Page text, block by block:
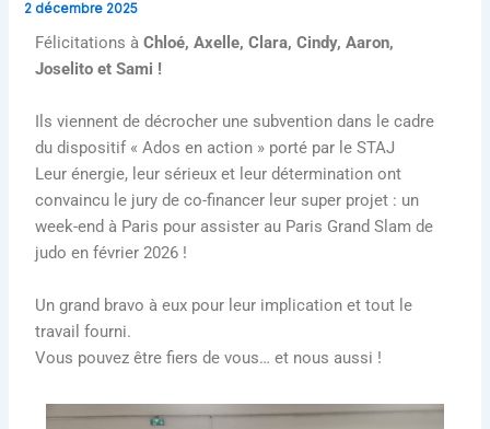
2 décembre 2025
Félicitations àChloé, Axelle, Clara, Cindy, Aaron,
Joselito et Sami !
Ils viennent de décrocher une subvention dans le cadre
du dispositif « Ados en action » porté par le STAJ
Leur énergie, leur sérieux et leur détermination ont
convaincu le jury de co-financer leur super projet : un
week-end à Paris pour assister au Paris Grand Slam de
judo en février 2026 !
Un grand bravo à eux pour leur implication et tout le
travail fourni.
Vous pouvez être fiers de vous… et nous aussi !